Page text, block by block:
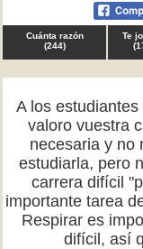
Cuánta razón
(244)
Te
(
A los
valoro vuestra
necesaria y no
estudiarla, pero
carrera difícil
importante tarea
Respirar es
difícil, así